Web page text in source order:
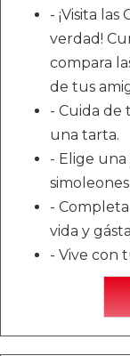
- ¡Visita
verdad!
compara
de tus
- Cuida de
una tarta.
- Elige una
-
vida y
- Vive con